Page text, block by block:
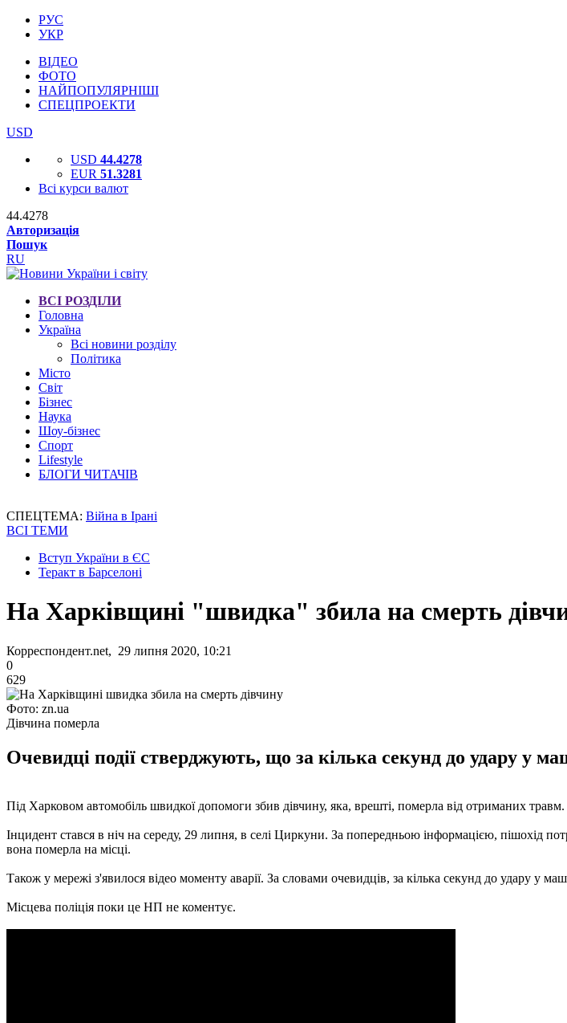
РУС
УКР
ВІДЕО
ФОТО
НАЙПОПУЛЯРНІШІ
СПЕЦПРОЕКТИ
USD
USD 44.4278
EUR 51.3281
Всі курси валют
44.4278
Авторизація
Пошук
RU
ВСІ РОЗДІЛИ
Головна
Україна
Всі новини розділу
Політика
Місто
Світ
Бізнес
Наука
Шоу-бізнес
Спорт
Lifestyle
БЛОГИ ЧИТАЧІВ
СПЕЦТЕМА: Війна в Ірані
ВСІ ТЕМИ
Вступ України в ЄС
Теракт в Барселоні
На Харківщині "швидка" збила на смерть
Корреспондент.net, 29 липня 2020, 10:21
0
629
Фото: zn.ua
Дівчина померла
Очевидці події стверджують, що за кілька секунд до удару у
Під Харковом автомобіль швидкої допомоги збив дівчину, яка, врешті, померла від отриманих
Інцидент стався в ніч на середу, 29 липня, в селі Циркуни. За попередньою інформацією, пішохід
вона померла на місці.
Також у мережі з'явилося відео моменту аварії. За словами очевидців, за кілька секунд до удару у
Місцева поліція поки це НП не коментує.